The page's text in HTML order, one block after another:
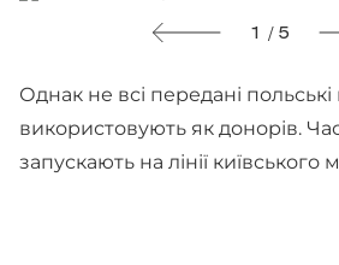
1 / 5
Однак не всі передані польські
використовують як донорів.
запускають на лінії київського